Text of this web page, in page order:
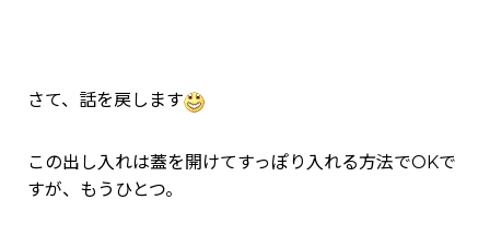
さて、話を戻します
この出し入れは蓋を開けてすっぽり入れる方法でOKで
すが、もうひとつ。